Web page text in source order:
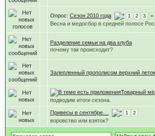
Опрос: Сезон 2010 года 1 2 3 »
Весна и медосбор в средней полосе
Разделение семьи на два клуба
почему так происходит?
Залепленный прополисом верхний леток.
Товарный
подводим итоги сезона.
Привесы в сентябре.... 1 2
воровство или взяток?